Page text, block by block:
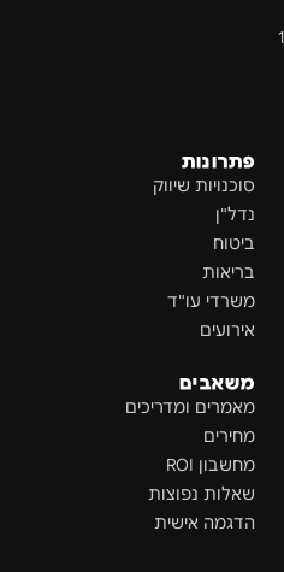
פתרונות
סוכנויות שיווק
נדל"ן
ביטוח
בריאות
משרדי עו"ד
אירועים
משאבים
מאמרים ומדריכים
מחירים
מחשבון ROI
שאלות נפוצות
הדגמה אישית